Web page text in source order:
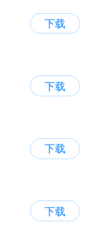
下载
下载
下载
下载